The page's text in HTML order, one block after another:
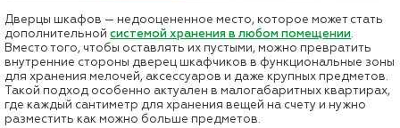
Дверцы шкафов — недооцененное место, которое может стать
дополнительной системой хранения в любом помещении.
Вместо того, чтобы оставлять их пустыми, можно превратить
внутренние стороны дверец шкафчиков в функциональные зоны
для хранения мелочей, аксессуаров и даже крупных предметов.
Такой подход особенно актуален в малогабаритных квартирах,
где каждый сантиметр для хранения вещей на счету и нужно
разместить как можно больше предметов.